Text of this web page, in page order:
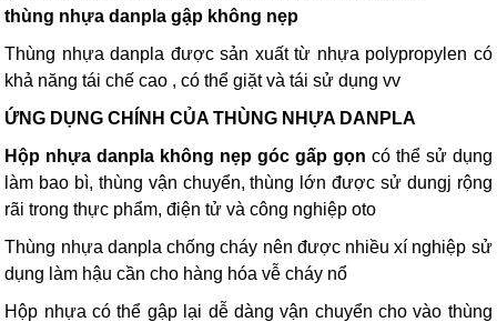
thùng nhựa danpla gập không nẹp
Thùng nhựa danpla được sản xuất từ nhựa polypropylen có
khả năng tái chế cao , có thể giặt và tái sử dụng vv
ỨNG DỤNG CHÍNH CỦA THÙNG NHỰA DANPLA
Hộp nhựa danpla không nẹp góc gấp gọn có thể sử dụng
làm bao bì, thùng vận chuyển, thùng lớn được sử dungj rộng
rãi trong thực phẩm, điện tử và công nghiệp oto
Thùng nhựa danpla chống cháy nên được nhiều xí nghiệp sử
dụng làm hậu cần cho hàng hóa vễ cháy nổ
Hộp nhựa có thể gập lại dễ dàng vận chuyển cho vào thùng